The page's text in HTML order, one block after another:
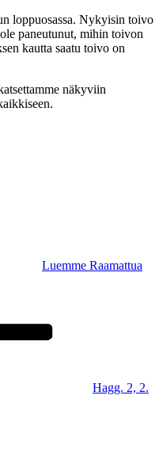
loppuosassa. Nykyisin toivo
paneutunut, mihin toivon
kautta saatu toivo on
näkyviin
Luemme Raamattua
Hagg. 2, 2.